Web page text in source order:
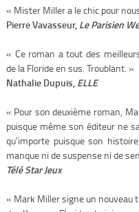
« Mister Miller a le chic pour
Pierre Vavasseur, Le Parisien
« Ce roman a tout des
de la Floride en sus. Troublant. »
Nathalie Dupuis, ELLE
« Pour son deuxième roman,
puisque même son éditeur ne
qu’importe puisque son
manque ni de suspense ni de
Télé Star Jeux
« Mark Miller signe un nouveau